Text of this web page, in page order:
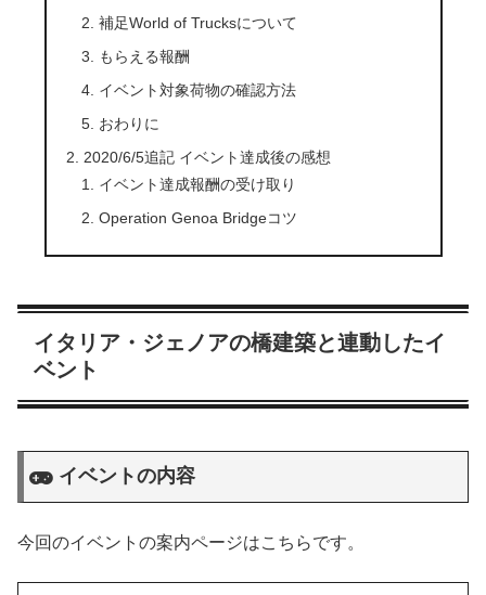
補足World of Trucksについて
もらえる報酬
イベント対象荷物の確認方法
おわりに
2020/6/5追記 イベント達成後の感想
イベント達成報酬の受け取り
Operation Genoa Bridgeコツ
イタリア・ジェノアの橋建築と連動したイ
ベント
イベントの内容
今回のイベントの案内ページはこちらです。